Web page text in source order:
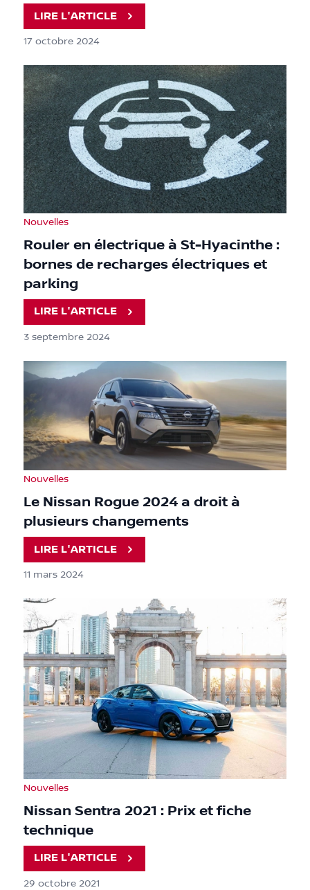
LIRE L'ARTICLE
17 octobre 2024
Nouvelles
Rouler en électrique à St-Hyacinthe :
bornes de recharges électriques et
parking
LIRE L'ARTICLE
3 septembre 2024
Nouvelles
Le Nissan Rogue 2024 a droit à
plusieurs changements
LIRE L'ARTICLE
11 mars 2024
Nouvelles
Nissan Sentra 2021 : Prix et fiche
technique
LIRE L'ARTICLE
29 octobre 2021